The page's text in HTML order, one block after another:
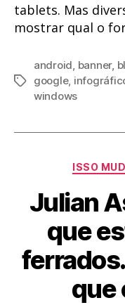
tablets. Mas
mostrar qual o
Tags
android, banner,
google,
windows
ISSO
Julian
que
que